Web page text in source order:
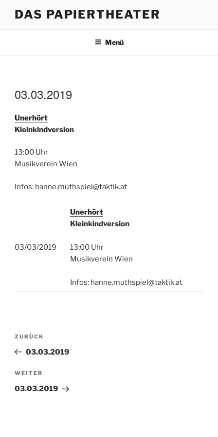
InhaltDAS PAPIERTHEATER
Menü
03.03.2019
Unerhört
Kleinkindversion
13:00 Uhr
Musikverein Wien
Infos: hanne.muthspiel@taktik.at
03/03/2019
Unerhört
Kleinkindversion
13:00 Uhr
Musikverein Wien
Infos: hanne.muthspiel@taktik.at
Beitragsnavigation
Vorheriger
Beitrag
ZURÜCK
03.03.2019
Nächster
Beitrag
WEITER
03.03.2019